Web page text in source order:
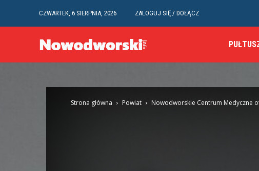
CZWARTEK, 6 SIERPNIA, 2026 ZALOGUJ SIĘ / DOŁĄCZ
Strona główna Powiat Nowodworskie Centrum Medyczne